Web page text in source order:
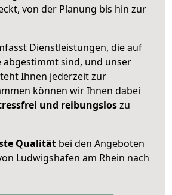
von der Planung bis hin zur
Dienstleistungen, die auf
abgestimmt sind, und unser
Ihnen jederzeit zur
können wir Ihnen dabei
und reibungsloszu
Qualität bei den Angeboten
Ludwigshafen am Rhein nach